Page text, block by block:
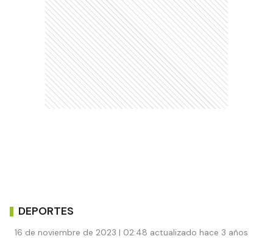
DEPORTES
16 de noviembre de 2023 | 02:48 actualizado hace 3 años